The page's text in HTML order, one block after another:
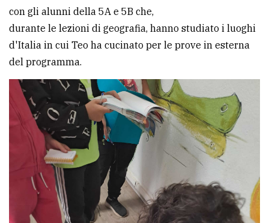
con gli alunni della 5A e 5B che,
durante le lezioni di geografia, hanno studiato i luoghi
d'Italia in cui Teo ha cucinato per le prove in esterna
del programma.